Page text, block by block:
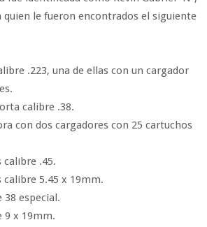
quien le fueron encontrados el siguiente
.223, una de ellas con un cargador
calibre .38.
con dos cargadores con 25 cartuchos
calibre .45.
calibre 5.45 x 19mm.
38 especial.
9 x 19mm.